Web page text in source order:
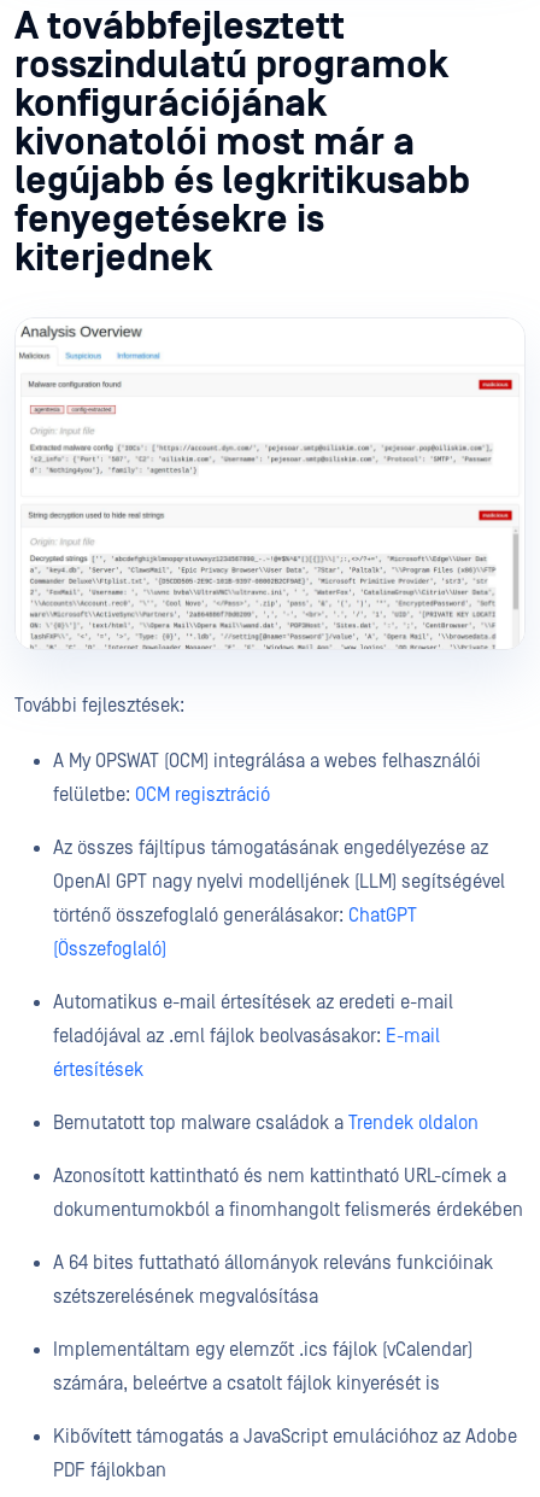
A továbbfejlesztett
rosszindulatú programok
konfigurációjának
kivonatolói most már a
legújabb és legkritikusabb
fenyegetésekre is
kiterjednek
További fejlesztések:
A My OPSWAT (OCM) integrálása a webes felhasználói
felületbe: OCM regisztráció
Az összes fájltípus támogatásának engedélyezése az
OpenAI GPT nagy nyelvi modelljének (LLM) segítségével
történő összefoglaló generálásakor: ChatGPT
(Összefoglaló)
Automatikus e-mail értesítések az eredeti e-mail
feladójával az .eml fájlok beolvasásakor: E-mail
értesítések
Bemutatott top malware családok a Trendek oldalon
Azonosított kattintható és nem kattintható URL-címek a
dokumentumokból a finomhangolt felismerés érdekében
A 64 bites futtatható állományok releváns funkcióinak
szétszerelésének megvalósítása
Implementáltam egy elemzőt .ics fájlok (vCalendar)
számára, beleértve a csatolt fájlok kinyerését is
Kibővített támogatás a JavaScript emulációhoz az Adobe
PDF fájlokban